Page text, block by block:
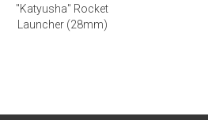
"Katyusha" Rocket
Launcher (28mm)